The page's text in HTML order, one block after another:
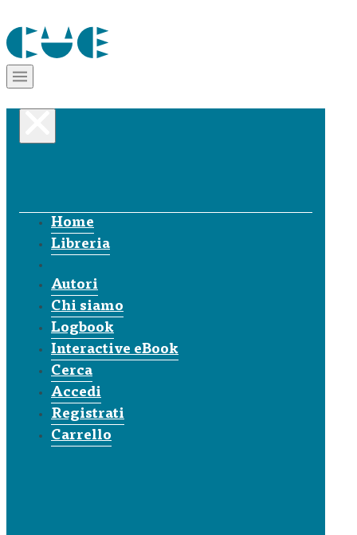
Home
Libreria
Autori
Chi siamo
Logbook
Interactive eBook
Cerca
Accedi
Registrati
Carrello